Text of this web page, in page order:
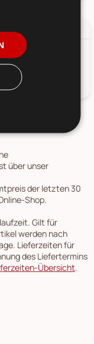
von Chic
über unser
der letzten 30
Shop.
Gilt für
werden nach
Lieferzeiten für
des Liefertermins
Übersicht.